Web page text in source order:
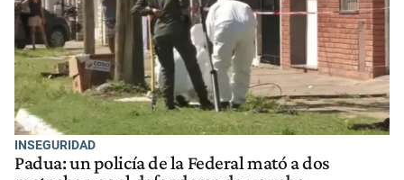
INSEGURIDAD
Padua: un policía de la Federal mató a dos